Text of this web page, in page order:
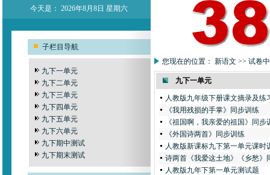
今天是： 2026年8月8日 星期六
子栏目导航
九下一单元
九下二单元
九下三单元
九下四单元
九下五单元
九下六单元
九下期中测试
九下期末测试
您现在的位置： 新语文 >> 试卷
九下一单元
人教版九年级下册课文摘录及练
《我用残损的手掌》同步训练
《祖国啊，我亲爱的祖国》同步
《外国诗两首》同步训练
人教版新课标九下第一单元课时
诗两首《我爱这土地》《乡愁》
人教版九年下第一单元测试题